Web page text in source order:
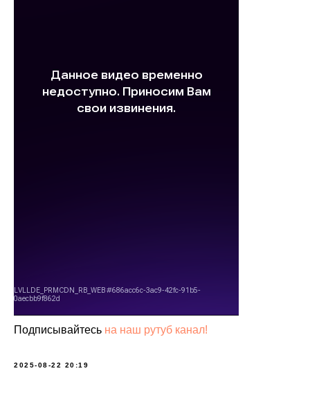
Подписывайтесь на наш рутуб канал!
2025-08-22 20:19